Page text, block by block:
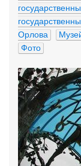
Орлова
Фото